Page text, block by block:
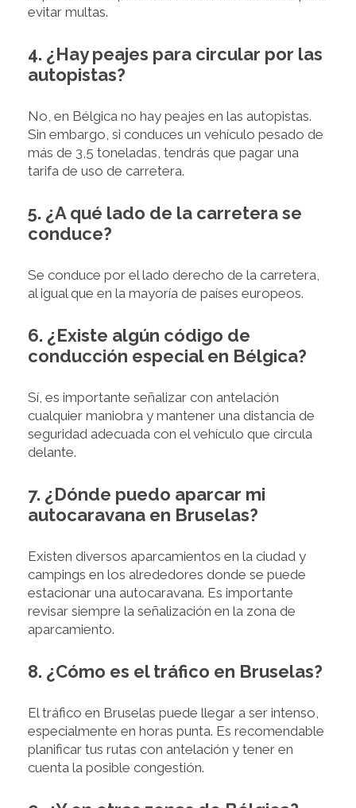
evitar multas.
4. ¿Hay peajes para circular por las
autopistas?
No, en Bélgica no hay peajes en las autopistas.
Sin embargo, si conduces un vehículo pesado de
más de 3,5 toneladas, tendrás que pagar una
tarifa de uso de carretera.
5. ¿A qué lado de la carretera se
conduce?
Se conduce por el lado derecho de la carretera,
al igual que en la mayoría de países europeos.
6. ¿Existe algún código de
conducción especial en Bélgica?
Sí, es importante señalizar con antelación
cualquier maniobra y mantener una distancia de
seguridad adecuada con el vehículo que circula
delante.
7. ¿Dónde puedo aparcar mi
autocaravana en Bruselas?
Existen diversos aparcamientos en la ciudad y
campings en los alrededores donde se puede
estacionar una autocaravana. Es importante
revisar siempre la señalización en la zona de
aparcamiento.
8. ¿Cómo es el tráfico en Bruselas?
El tráfico en Bruselas puede llegar a ser intenso,
especialmente en horas punta. Es recomendable
planificar tus rutas con antelación y tener en
cuenta la posible congestión.